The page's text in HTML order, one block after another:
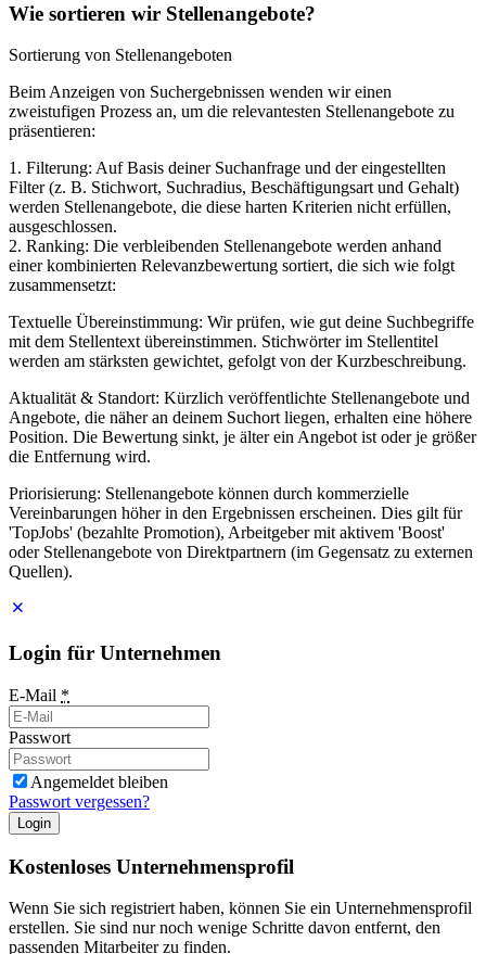
Wie sortieren wir Stellenangebote?
Sortierung von Stellenangeboten
Beim Anzeigen von Suchergebnissen wenden wir einen
zweistufigen Prozess an, um die relevantesten Stellenangebote zu
präsentieren:
1. Filterung: Auf Basis deiner Suchanfrage und der eingestellten
Filter (z. B. Stichwort, Suchradius, Beschäftigungsart und Gehalt)
werden Stellenangebote, die diese harten Kriterien nicht erfüllen,
ausgeschlossen.
2. Ranking: Die verbleibenden Stellenangebote werden anhand
einer kombinierten Relevanzbewertung sortiert, die sich wie folgt
zusammensetzt:
Textuelle Übereinstimmung: Wir prüfen, wie gut deine Suchbegriffe
mit dem Stellentext übereinstimmen. Stichwörter im Stellentitel
werden am stärksten gewichtet, gefolgt von der Kurzbeschreibung.
Aktualität & Standort: Kürzlich veröffentlichte Stellenangebote und
Angebote, die näher an deinem Suchort liegen, erhalten eine höhere
Position. Die Bewertung sinkt, je älter ein Angebot ist oder je größer
die Entfernung wird.
Priorisierung: Stellenangebote können durch kommerzielle
Vereinbarungen höher in den Ergebnissen erscheinen. Dies gilt für
'TopJobs' (bezahlte Promotion), Arbeitgeber mit aktivem 'Boost'
oder Stellenangebote von Direktpartnern (im Gegensatz zu externen
Quellen).
Login für Unternehmen
E-Mail *
Passwort
Angemeldet bleiben
Passwort vergessen?
Login
Kostenloses Unternehmensprofil
Wenn Sie sich registriert haben, können Sie ein Unternehmensprofil
erstellen. Sie sind nur noch wenige Schritte davon entfernt, den
passenden Mitarbeiter zu finden.